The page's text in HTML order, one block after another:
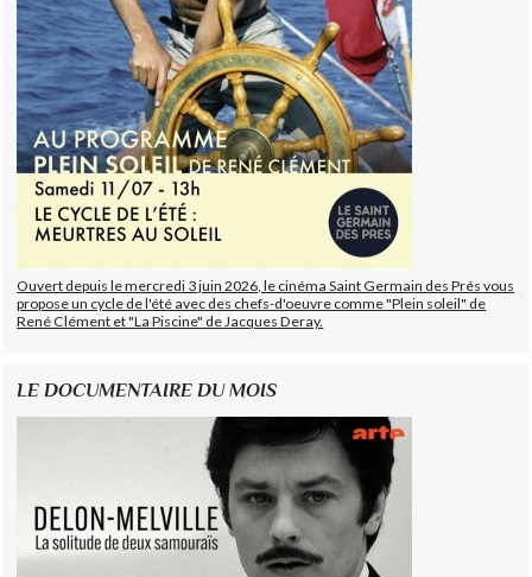
Ouvert depuis le mercredi 3 juin 2026, le cinéma Saint Germain des Prés vous
propose un cycle de l'été avec des chefs-d'oeuvre comme "Plein soleil" de
René Clément et "La Piscine" de Jacques Deray.
LE DOCUMENTAIRE DU MOIS